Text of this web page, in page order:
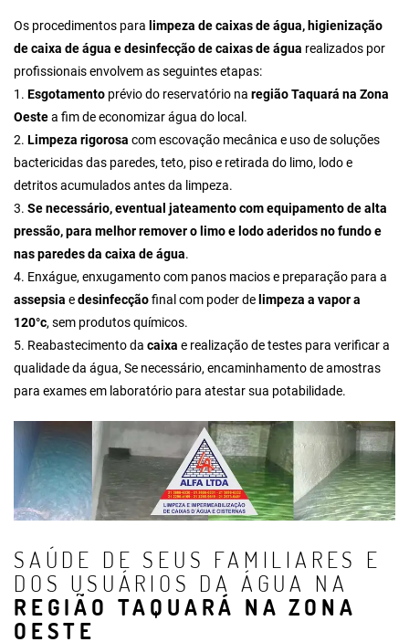
Os procedimentos para limpeza de caixas de água, higienização
de caixa de água e desinfecção de caixas de água realizados por
profissionais envolvem as seguintes etapas:
1. Esgotamento prévio do reservatório na região Taquará na Zona
Oestea fim de economizar água do local.
2. Limpeza rigorosa com escovação mecânica e uso de soluções
bactericidas das paredes, teto, piso e retirada do limo, lodo e
detritos acumulados antes da limpeza.
3. Se necessário, eventual jateamento com equipamento de alta
pressão, para melhor remover o limo e lodo aderidos no fundo e
nas paredes da caixa de água.
4. Enxágue, enxugamento com panos macios e preparação para a
assepsia edesinfecçãofinal com poder de limpeza a vapor a
120°c, sem produtos químicos.
5. Reabastecimento da caixa e realização de testes para verificar a
qualidade da água, Se necessário, encaminhamento de amostras
para exames em laboratório para atestar sua potabilidade.
SAÚDE DE SEUS FAMILIARES E
DOS USUÁRIOS DA ÁGUA NA
REGIÃO TAQUARÁ NA ZONA
OESTE